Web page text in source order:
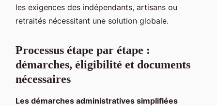
les exigences des indépendants, artisans ou
retraités nécessitant une solution globale.
Processus étape par étape :
démarches, éligibilité et documents
nécessaires
Les démarches administratives simplifiées